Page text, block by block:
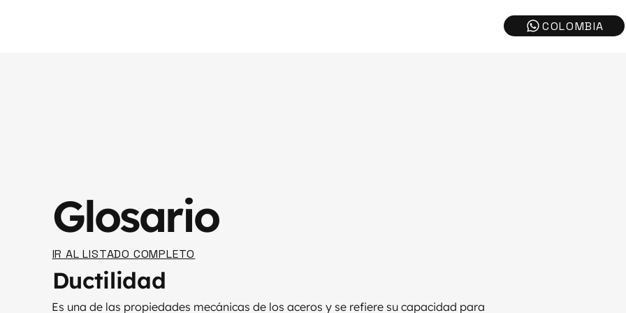
Glosario
IR AL LISTADO COMPLETO
Ductilidad
Es una de las propiedades mecánicas de los aceros y se refiere su capacidad para